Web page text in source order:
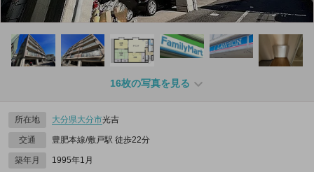
16枚の写真を見る
所在地 大分県大分市光吉
交通 豊肥本線/敷戸駅 徒歩22分
築年月 1995年1月